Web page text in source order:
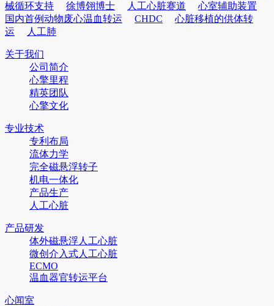
械循环支持
徐博翎博士 人工心脏赛道
心室辅助装置
国内首例动物废心温血转运
CHDC
心脏移植的供体转
运
人工肺
关于我们
公司简介
心擎里程
精英团队
心擎文化
专业技术
专利布局
流体力学
完全磁悬浮转子
机电一体化
产品生产
人工心脏
产品研发
体外磁悬浮人工心脏
微创介入式人工心脏
ECMO
温血器官转运平台
心闻室